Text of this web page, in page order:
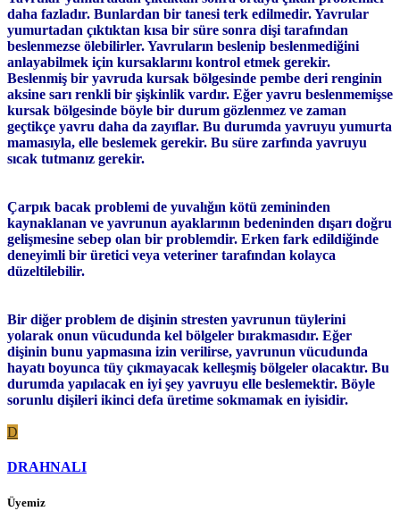
daha fazladır. Bunlardan bir tanesi terk edilmedir. Yavrular
yumurtadan çıktıktan kısa bir süre sonra dişi tarafından
beslenmezse ölebilirler. Yavruların beslenip beslenmediğini
anlayabilmek için kursaklarını kontrol etmek gerekir.
Beslenmiş bir yavruda kursak bölgesinde pembe deri renginin
aksine sarı renkli bir şişkinlik vardır. Eğer yavru beslenmemişse
kursak bölgesinde böyle bir durum gözlenmez ve zaman
geçtikçe yavru daha da zayıflar. Bu durumda yavruyu yumurta
mamasıyla, elle beslemek gerekir. Bu süre zarfında yavruyu
sıcak tutmanız gerekir.
Çarpık bacak problemi de yuvalığın kötü zemininden
kaynaklanan ve yavrunun ayaklarının bedeninden dışarı doğru
gelişmesine sebep olan bir problemdir. Erken fark edildiğinde
deneyimli bir üretici veya veteriner tarafından kolayca
düzeltilebilir.
Bir diğer problem de dişinin stresten yavrunun tüylerini
yolarak onun vücudunda kel bölgeler bırakmasıdır. Eğer
dişinin bunu yapmasına izin verilirse, yavrunun vücudunda
hayatı boyunca tüy çıkmayacak kelleşmiş bölgeler olacaktır. Bu
durumda yapılacak en iyi şey yavruyu elle beslemektir. Böyle
sorunlu dişileri ikinci defa üretime sokmamak en iyisidir.
D
DRAHNALI
Üyemiz